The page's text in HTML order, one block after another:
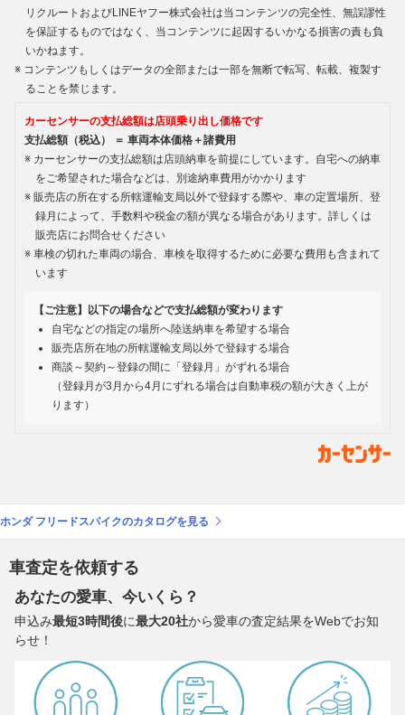
リクルートおよびLINEヤフー株式会社は当コンテンツの完全性、無誤謬性
を保証するものではなく、当コンテンツに起因するいかなる損害の責も負
いかねます。
コンテンツもしくはデータの全部または一部を無断で転写、転載、複製す
ることを禁じます。
カーセンサーの支払総額は店頭乗り出し価格です
支払総額（税込） ＝ 車両本体価格＋諸費用
カーセンサーの支払総額は店頭納車を前提にしています。自宅への納車
をご希望された場合などは、別途納車費用がかかります
販売店の所在する所轄運輸支局以外で登録する際や、車の定置場所、登
録月によって、手数料や税金の額が異なる場合があります。詳しくは
販売店にお問合せください
車検の切れた車両の場合、車検を取得するために必要な費用も含まれて
います
【ご注意】以下の場合などで支払総額が変わります
自宅などの指定の場所へ陸送納車を希望する場合
販売店所在地の所轄運輸支局以外で登録する場合
商談～契約～登録の間に「登録月」がずれる場合
（登録月が3月から4月にずれる場合は自動車税の額が大きく上が
ります）
ホンダ フリードスパイクのカタログを見る
車査定を依頼する
あなたの愛車、今いくら？
申込み最短3時間後に最大20社から愛車の査定結果をWebでお知
らせ！